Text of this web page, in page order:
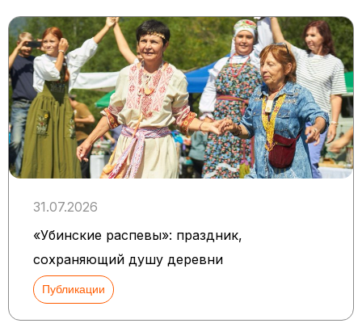
31.07.2026
«Убинские распевы»: праздник,
сохраняющий душу деревни
Публикации